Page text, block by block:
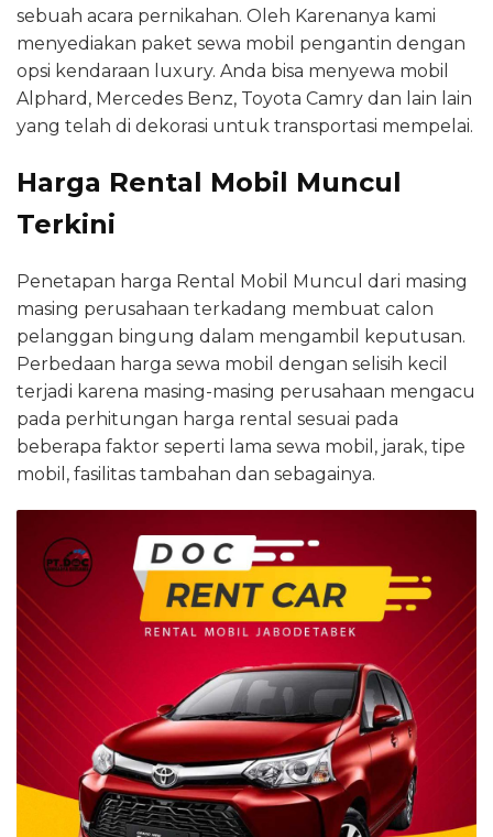
sebuah acara pernikahan. Oleh Karenanya kami
menyediakan paket sewa mobil pengantin dengan
opsi kendaraan luxury. Anda bisa menyewa mobil
Alphard, Mercedes Benz, Toyota Camry dan lain lain
yang telah di dekorasi untuk transportasi mempelai.
Harga Rental Mobil Muncul
Terkini
Penetapan harga Rental Mobil Muncul dari masing
masing perusahaan terkadang membuat calon
pelanggan bingung dalam mengambil keputusan.
Perbedaan harga sewa mobil dengan selisih kecil
terjadi karena masing-masing perusahaan mengacu
pada perhitungan harga rental sesuai pada
beberapa faktor seperti lama sewa mobil, jarak, tipe
mobil, fasilitas tambahan dan sebagainya.